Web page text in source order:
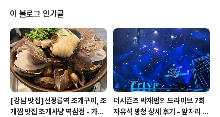
있음(3시간 or 4시간...? 기억이 잘 안난다) 일단 계단을 올
라가면 왼쪽이 데이앤나잇 오른쪽은 또 다른 라운지바 크
리스마스 분위기로 잘 꾸며놓았다. 들어가자마자 번쩍번쩍
하고 이건 정말 사진 찍어야만 하는 장소다!! 그리고 놀라운
건 모든 테이블이 다 여자였다...ㅋㅋㅋ 우리처럼 다들 친구
들이랑 사진찍고..
이 블로그 인기글
[강남 맛집]선정릉역 조개구이, 조
개찜 맛집 조개사냥 역삼점 - 가격,
더시즌즈 박재범의 드라이브 7회
자유석 방청 상세 후기 - 앞자리 맡